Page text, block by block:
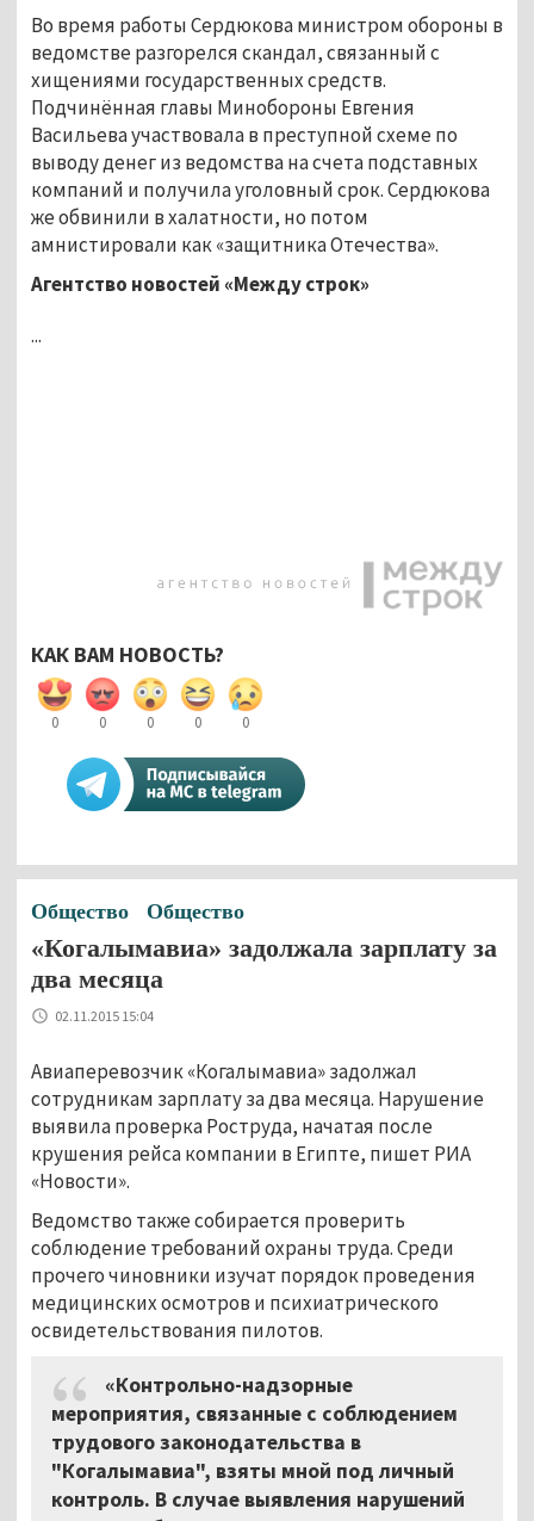
Во время работы Сердюкова министром обороны в
ведомстве разгорелся скандал, связанный с
хищениями государственных средств.
Подчинённая главы Минобороны Евгения
Васильева участвовала в преступной схеме по
выводу денег из ведомства на счета подставных
компаний и получила уголовный срок. Сердюкова
же обвинили в халатности, но потом
амнистировали как «защитника Отечества».
Агентство новостей «Между строк»
...
КАК ВАМ НОВОСТЬ?
0 0 0 0 0
Общество Общество
«Когалымавиа» задолжала зарплату за
два месяца
02.11.2015 15:04
Авиаперевозчик «Когалымавиа» задолжал
сотрудникам зарплату за два месяца. Нарушение
выявила проверка Роструда, начатая после
крушения рейса компании в Египте, пишет РИА
«Новости».
Ведомство также собирается проверить
соблюдение требований охраны труда. Среди
прочего чиновники изучат порядок проведения
медицинских осмотров и психиатрического
освидетельствования пилотов.
«Контрольно-надзорные
мероприятия, связанные с соблюдением
трудового законодательства в
"Когалымавиа", взяты мной под личный
контроль. В случае выявления нарушений